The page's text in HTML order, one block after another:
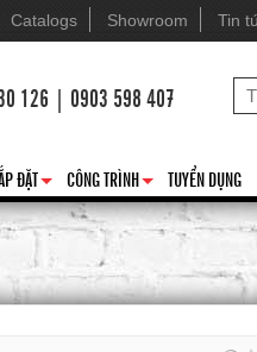
Catalogs Showroom Tin
126 | 0903 598 407
+
ĐẶT
+
CÔNG TRÌNH TUYỂN DỤNG